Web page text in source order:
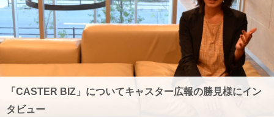
「CASTER BIZ」についてキャスター広報の勝見様にイン
タビュー